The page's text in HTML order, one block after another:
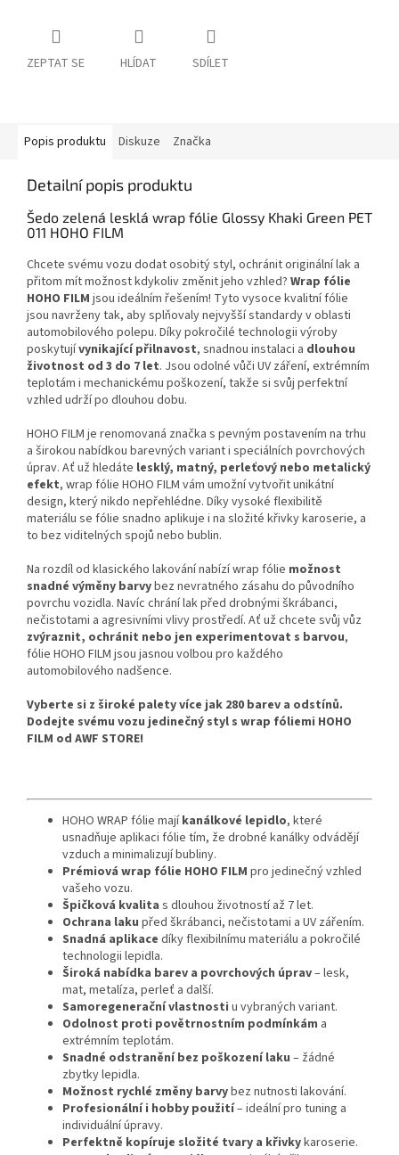
ZEPTAT SE HLÍDAT SDÍLET
Popis produktu Diskuze Značka
Detailní popis produktu
Šedo zelená lesklá wrap fólie Glossy Khaki Green PET
011 HOHO FILM
Chcete svému vozu dodat osobitý styl, ochránit originální lak a
přitom mít možnost kdykoliv změnit jeho vzhled? Wrap fólie
HOHO FILM jsou ideálním řešením! Tyto vysoce kvalitní fólie
jsou navrženy tak, aby splňovaly nejvyšší standardy v oblasti
automobilového polepu. Díky pokročilé technologii výroby
poskytujívynikající přilnavost, snadnou instalaci a dlouhou
životnost od 3 do 7 let. Jsou odolné vůči UV záření, extrémním
teplotám i mechanickému poškození, takže si svůj perfektní
vzhled udrží po dlouhou dobu.
HOHO FILM je renomovaná značka s pevným postavením na trhu
a širokou nabídkou barevných variant i speciálních povrchových
úprav. Ať už hledáte lesklý, matný, perleťový nebo metalický
efekt, wrap fólie HOHO FILM vám umožní vytvořit unikátní
design, který nikdo nepřehlédne. Díky vysoké flexibilitě
materiálu se fólie snadno aplikuje i na složité křivky karoserie, a
to bez viditelných spojů nebo bublin.
Na rozdíl od klasického lakování nabízí wrap fólie možnost
snadné výměny barvybez nevratného zásahu do původního
povrchu vozidla. Navíc chrání lak před drobnými škrábanci,
nečistotami a agresivními vlivy prostředí. Ať už chcete svůj vůz
zvýraznit, ochránit nebo jen experimentovat s barvou,
fólie HOHO FILM jsou jasnou volbou pro každého
automobilového nadšence.
Vyberte si z široké palety více jak 280 barev a odstínů.
Dodejte svému vozu jedinečný styl s wrap fóliemi HOHO
FILM od AWF STORE!
HOHO WRAP fólie majíkanálkové lepidlo, které
usnadňuje aplikaci fólie tím, že drobné kanálky odvádějí
vzduch a minimalizují bubliny.
Prémiová wrap fólie HOHO FILM pro jedinečný vzhled
vašeho vozu.
Špičková kvalita s dlouhou životností až 7 let.
Ochrana laku před škrábanci, nečistotami a UV zářením.
Snadná aplikace díky flexibilnímu materiálu a pokročilé
technologii lepidla.
Široká nabídka barev a povrchových úprav– lesk,
mat, metalíza, perleť a další.
Samoregenerační vlastnosti u vybraných variant.
Odolnost proti povětrnostním podmínkám a
extrémním teplotám.
Snadné odstranění bez poškození laku – žádné
zbytky lepidla.
Možnost rychlé změny barvybez nutnosti lakování.
Profesionální i hobby použití– ideální pro tuning a
individuální úpravy.
Perfektně kopíruje složité tvary a křivkykaroserie.